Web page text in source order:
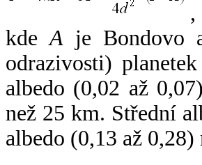
,
kdeA je Bondovo
odrazivosti)
albedo (0,02 až
než 25 km. Střední
albedo (0,13 až